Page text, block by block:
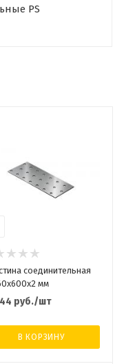
PS
соединительная
мм
руб./шт
В КОРЗИНУ